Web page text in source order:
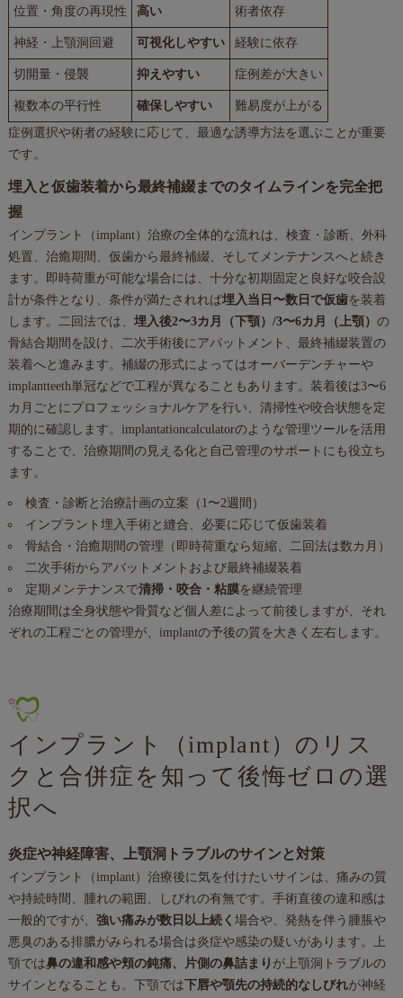
位置・角度の再現性 高い 術者依存
神経・上顎洞回避 可視化しやすい 経験に依存
切開量・侵襲 抑えやすい 症例差が大きい
複数本の平行性 確保しやすい
難易度が上がる
症例選択や術者の経験に応じて、最適な誘導方法を選ぶことが重要
です。
埋入と仮歯装着から最終補綴までのタイムラインを完全把
握
インプラント（implant）治療の全体的な流れは、検査・診断、外科
処置、治癒期間、仮歯から最終補綴、そしてメンテナンスへと続き
ます。即時荷重が可能な場合には、十分な初期固定と良好な咬合設
計が条件となり、条件が満たされれば埋入当日〜数日で仮歯を装着
します。二回法では、 埋入後2〜3カ月（下顎）/3〜6カ月（上顎） の
骨結合期間を設け、二次手術後にアバットメント、最終補綴装置の
装着へと進みます。補綴の形式によってはオーバーデンチャーや
implantteeth単冠などで工程が異なることもあります。装着後は3〜6
カ月ごとにプロフェッショナルケアを行い、清掃性や咬合状態を定
期的に確認します。implantationcalculatorのような管理ツールを活用
することで、治療期間の見える化と自己管理のサポートにも役立ち
ます。
検査・診断と治療計画の立案（1〜2週間）
インプラント埋入手術と縫合、必要に応じて仮歯装着
骨結合・治癒期間の管理（即時荷重なら短縮、二回法は数カ月）
二次手術からアバットメントおよび最終補綴装着
定期メンテナンスで清掃・咬合・粘膜を継続管理
治療期間は全身状態や骨質など個人差によって前後しますが、それ
ぞれの工程ごとの管理が、implantの予後の質を大きく左右します。
インプラント（implant）のリス
クと合併症を知って後悔ゼロの選
択へ
炎症や神経障害、上顎洞トラブルのサインと対策
インプラント（implant）治療後に気を付けたいサインは、痛みの質
や持続時間、腫れの範囲、しびれの有無です。手術直後の違和感は
一般的ですが、 強い痛みが数日以上続く 場合や、発熱を伴う腫脹や
悪臭のある排膿がみられる場合は炎症や感染の疑いがあります。上
顎では鼻の違和感や頬の鈍痛、片側の鼻詰まり が上顎洞トラブルの
サインとなることも。下顎では下唇や顎先の持続的なしびれが神経